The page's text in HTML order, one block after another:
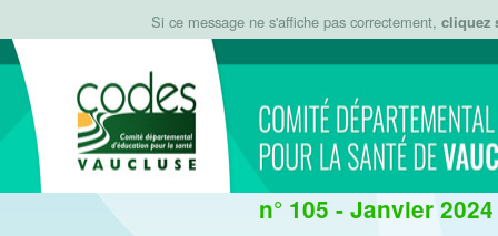
Si ce message ne s'affiche pas correctement, cliquez
n° 105 - Janvier 2024